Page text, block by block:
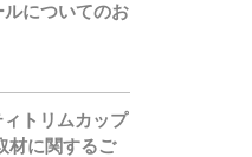
についてのお
トリムカップ
材に関するご